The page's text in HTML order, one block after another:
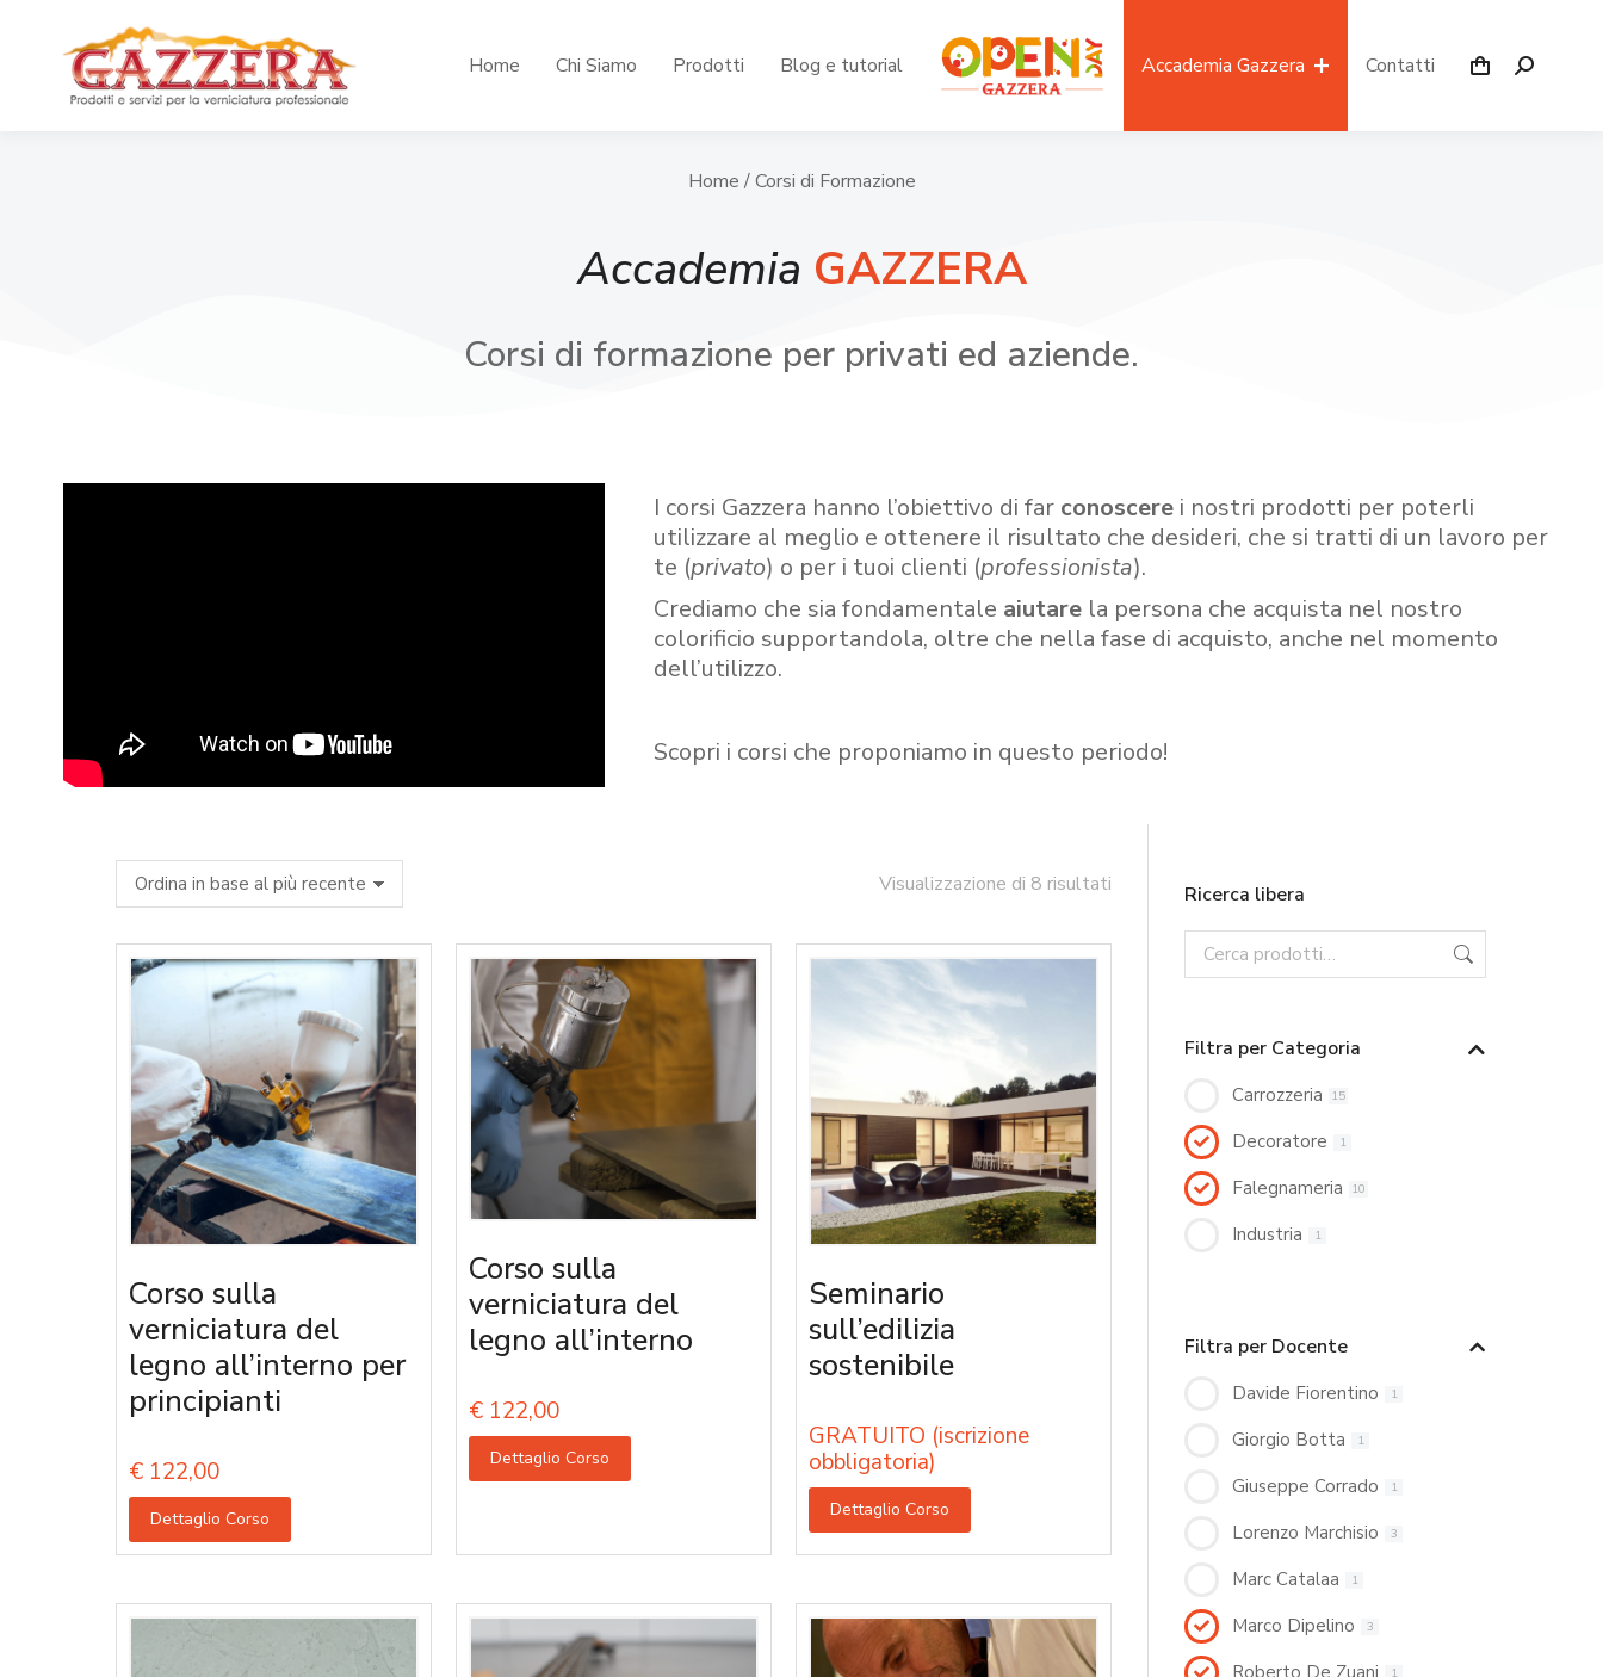
Home Chi Siamo Prodotti Blog e tutorial Accademia Gazzera Contatti
Home / Corsi di Formazione
Accademia GAZZERA
Corsi di formazione per privati ed aziende.
I corsi Gazzera hanno l’obiettivo di far conoscerei nostri prodotti per poterli
utilizzare al meglio e ottenere il risultato che desideri, che si tratti di un lavoro per
te (privato) o per i tuoi clienti (professionista).
Crediamo che sia fondamentale aiutare la persona che acquista nel nostro
colorificio supportandola, oltre che nella fase di acquisto, anche nel momento
dell’utilizzo.
Scopri i corsi che proponiamo in questo periodo!
Visualizzazione di 8 risultati
Corso sulla
verniciatura del
legno all’interno per
principianti
€ 122,00
Dettaglio Corso
Corso sulla
verniciatura del
legno all’interno
€ 122,00
Dettaglio Corso
Seminario
sull’edilizia
sostenibile
GRATUITO (iscrizione
obbligatoria)
Dettaglio Corso
Ricerca libera
Filtra per Categoria
Carrozzeria 15
Decoratore 1
Falegnameria 10
Industria 1
Filtra per Docente
Davide Fiorentino 1
Giorgio Botta 1
Giuseppe Corrado 1
Lorenzo Marchisio 3
Marc Catalaa 1
Marco Dipelino 3
1